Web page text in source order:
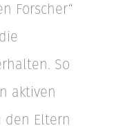
Forscher“
So
aktiven
den Eltern